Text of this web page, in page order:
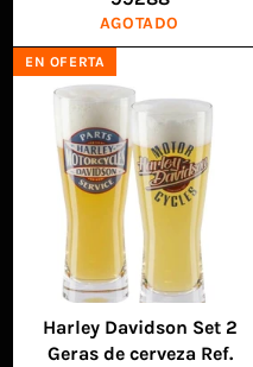
AGOTADO
Harley Davidson Set 2
Geras de cerveza Ref.
EN OFERTA